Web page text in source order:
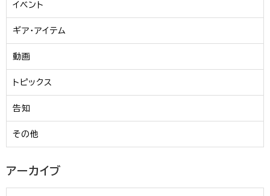
イベント
ギア・アイテム
動画
トピックス
告知
その他
アーカイブ